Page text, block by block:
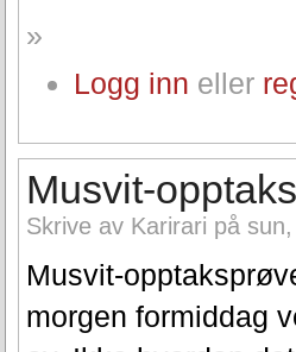
»
Logg inn eller
Musvit-
Skrive av Karirari på
Musvit-
morgen formiddag